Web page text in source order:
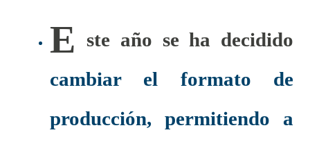
E ste año se ha decidido
cambiar el formato de
producción, permitiendo a